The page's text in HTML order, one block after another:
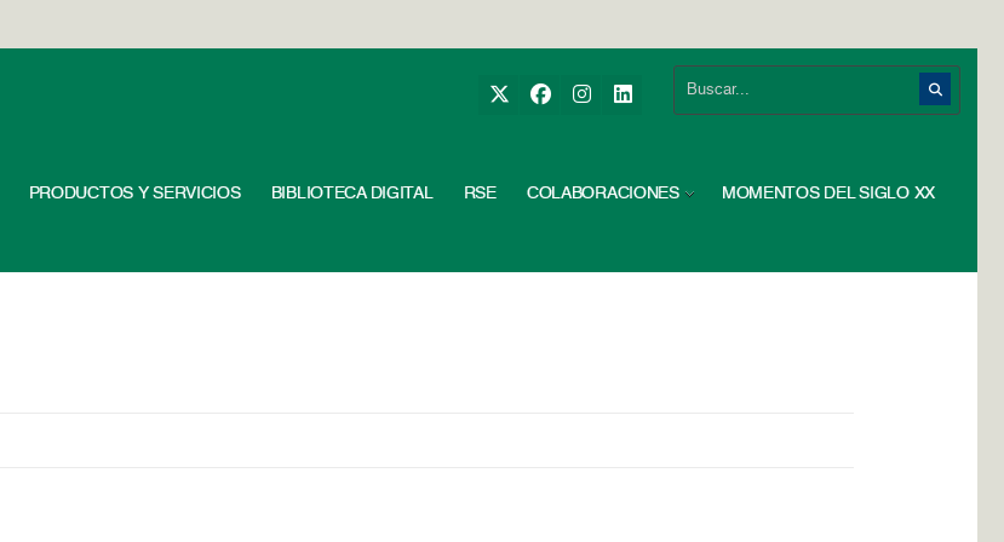
PRODUCTOS Y SERVICIOS BIBLIOTECA DIGITAL RSE COLABORACIONES MOMENTOS DEL SIGLO XX